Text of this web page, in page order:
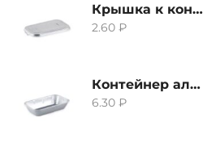
Крышка к контейнеру алюминиевого 380мл
2.60₽
Контейнер алюминиевый 380мл
6.30₽